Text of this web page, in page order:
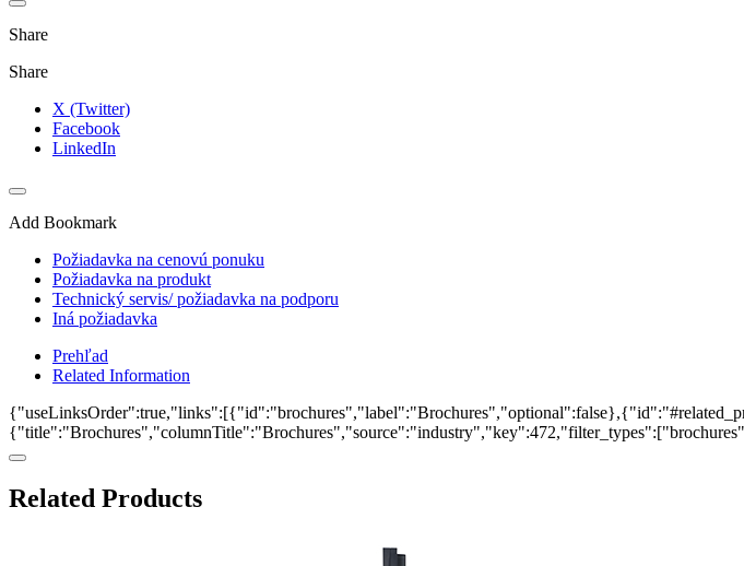
Share
Share
X (Twitter)
Facebook
LinkedIn
Add Bookmark
Požiadavka na cenovú ponuku
Požiadavka na produkt
Technický servis/ požiadavka na podporu
Iná požiadavka
Prehľad
Related Information
Related Products